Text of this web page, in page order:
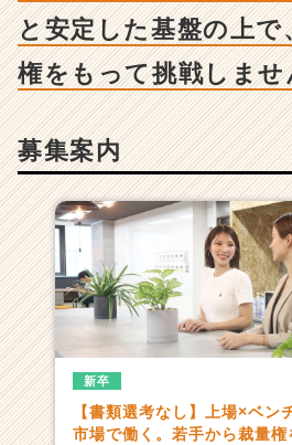
ー
×
上
な
リ
ス
と
定
し
基
盤
と安定した基盤の上
権をもって挑戦しませ
募集案内
新卒
【書類選考なし】上場×ベン
市場で働く。若手から裁量権